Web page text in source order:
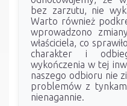
bez zarzutu, nie
Warto również
wprowadzono
właściciela, co
charakter i
wykończenia w tej
naszego odbioru nie
problemów z
nienagannie.